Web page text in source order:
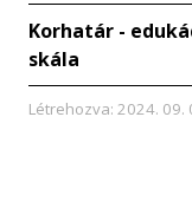
Korhatár -
skála
Létrehozva: 2024. 09.